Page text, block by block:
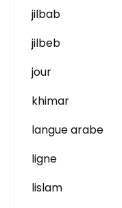
jilbab
jilbeb
jour
khimar
langue arabe
ligne
lislam